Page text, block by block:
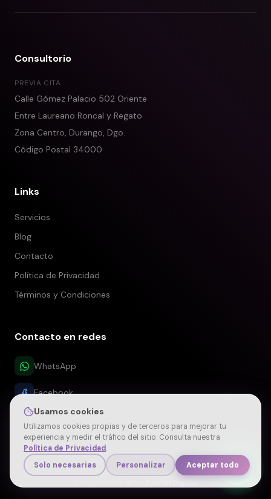
Consultorio
PREVIA CITA
Calle Gómez Palacio 502 Oriente
Entre Laureano Roncal y Regato
Zona Centro, Durango, Dgo.
Código Postal 34000
Links
Servicios
Blog
Contacto
Política de Privacidad
Términos y Condiciones
Contacto en redes
WhatsApp
Facebook
2026
. Por Dra. Denise Medina Peralta
Aviso de Publicidad COFEPRIS: 2610012002A00010
Usamos cookies
Utilizamos cookies propias y de terceros para mejorar tu
experiencia y medir el tráfico del sitio. Consulta nuestra
Política de Privacidad.
Solo necesarias
Personalizar Aceptar todo